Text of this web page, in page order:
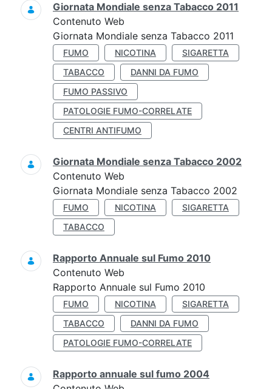
Giornata Mondiale senza Tabacco 2011
Contenuto Web
Giornata Mondiale senza Tabacco 2011
FUMO NICOTINA
SIGARETTA
TABACCO
DANNI DA FUMO
FUMO PASSIVO
PATOLOGIE FUMO-CORRELATE
CENTRI ANTIFUMO
Giornata Mondiale senza Tabacco 2002
Contenuto Web
Giornata Mondiale senza Tabacco 2002
FUMO NICOTINA
SIGARETTA
TABACCO
Rapporto Annuale sul Fumo 2010
Contenuto Web
Rapporto Annuale sul Fumo 2010
FUMO NICOTINA
SIGARETTA
TABACCO
DANNI DA FUMO
PATOLOGIE FUMO-CORRELATE
Rapporto annuale sul fumo 2004